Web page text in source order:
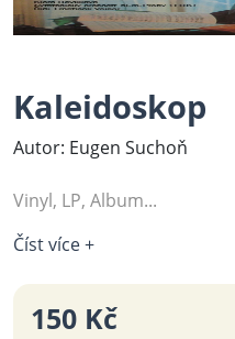
Kaleidoskop
Autor: Eugen Suchoň
Vinyl, LP, Album...
Číst více +
150 Kč